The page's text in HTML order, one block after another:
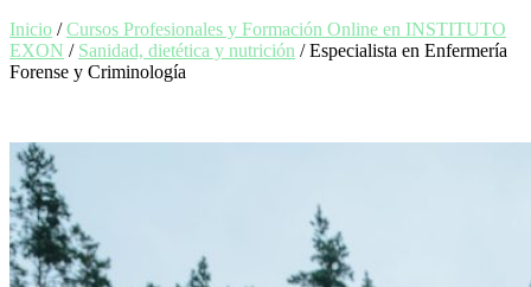
Inicio /Cursos Profesionales y Formación Online en INSTITUTO
EXON / Sanidad, dietética y nutrición / Especialista en Enfermería
Forense y Criminología